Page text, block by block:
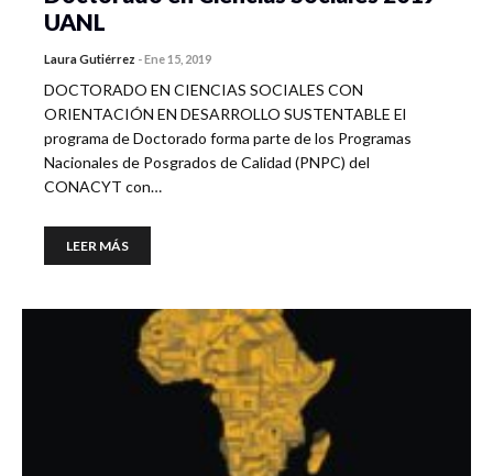
UANL
Laura Gutiérrez -Ene 15, 2019
DOCTORADO EN CIENCIAS SOCIALES CON
ORIENTACIÓN EN DESARROLLO SUSTENTABLE El
programa de Doctorado forma parte de los Programas
Nacionales de Posgrados de Calidad (PNPC) del
CONACYT con…
LEER MÁS